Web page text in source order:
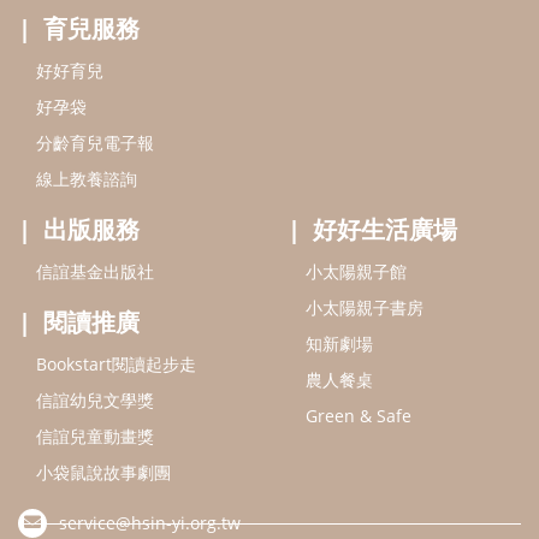
信誼基金會
信誼兒童發展國際研討會
2022信誼年度報告
附設幼兒園
小袋鼠幼師網